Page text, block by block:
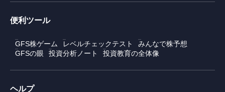
便利ツール
GFS株ゲーム レベルチェックテスト
みんなで株予想
GFSの眼
投資分析ノート 投資教育の全体像
ヘルプ